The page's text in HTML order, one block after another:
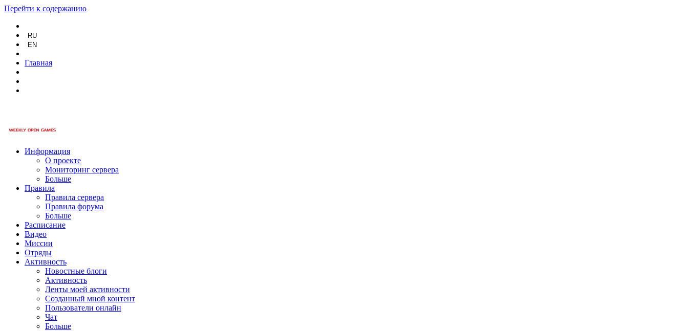
Перейти к содержанию
RU
EN
Главная
Информация
О проекте
Мониторинг сервера
Больше
Правила
Правила сервера
Правила форума
Больше
Расписание
Видео
Миссии
Отряды
Активность
Новостные блоги
Активность
Ленты моей активности
Созданный мной контент
Пользователи онлайн
Чат
Больше